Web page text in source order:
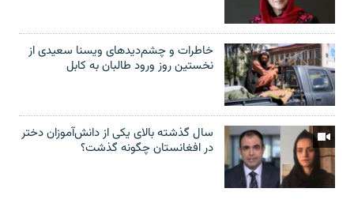
خاطرات و چشم‌دید‌های ویسنا سعیدی از
نخستین روز ورود طالبان به کابل
سال گذشته بالای یکی از دانش‌آموزان دختر
در افغانستان چگونه گذشت؟